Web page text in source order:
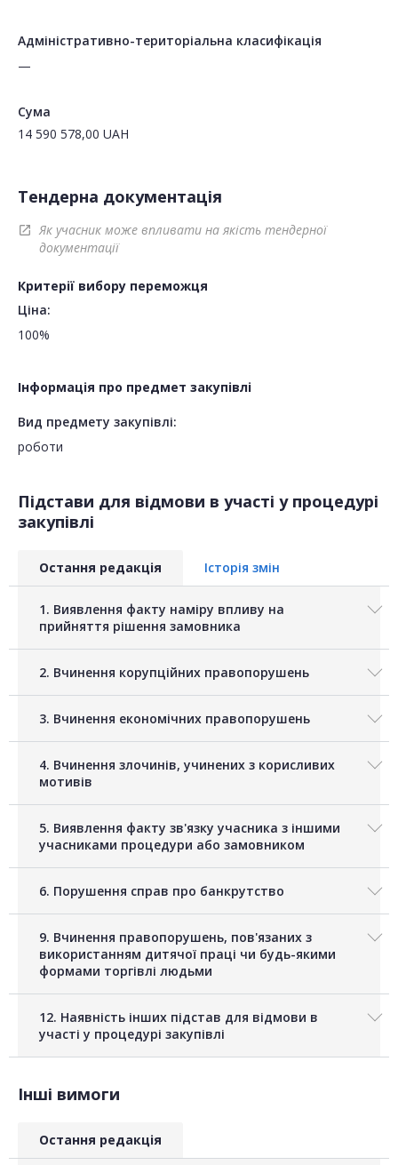
Адміністративно-територіальна класифікація
—
Сума
14 590 578,00 UAH
Тендерна документація
open_in_new
Як учасник може впливати на якість тендерної
документації
Критерії вибору переможця
Ціна:
100%
Інформація про предмет закупівлі
Вид предмету закупівлі:
роботи
Підстави для відмови в участі у процедурі
закупівлі
Остання редакція Історія змін
1. Виявлення факту наміру впливу на
прийняття рішення замовника
2. Вчинення корупційних правопорушень
3. Вчинення економічних правопорушень
4. Вчинення злочинів, учинених з корисливих
мотивів
5. Виявлення факту зв'язку учасника з іншими
учасниками процедури або замовником
6. Порушення справ про банкрутство
9. Вчинення правопорушень, пов'язаних з
використанням дитячої праці чи будь-якими
формами торгівлі людьми
12. Наявність інших підстав для відмови в
участі у процедурі закупівлі
Інші вимоги
Остання редакція